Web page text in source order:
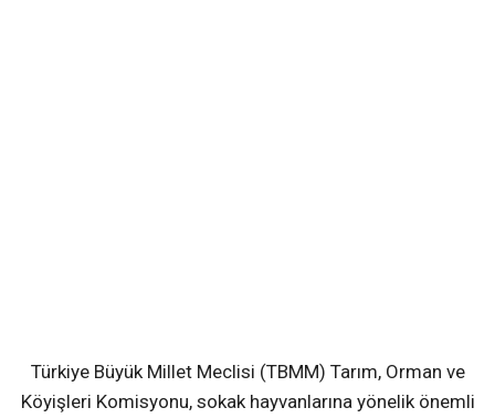
Türkiye Büyük Millet Meclisi (TBMM) Tarım, Orman ve
Köyişleri Komisyonu, sokak hayvanlarına yönelik önemli